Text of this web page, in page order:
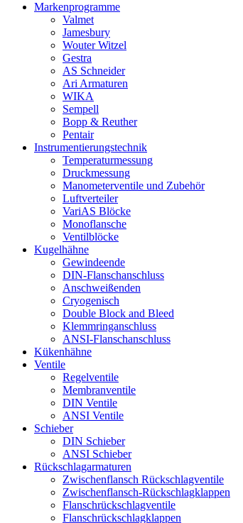
Markenprogramme
Valmet
Jamesbury
Wouter Witzel
Gestra
AS Schneider
Ari Armaturen
WIKA
Sempell
Bopp & Reuther
Pentair
Instrumentierungs­technik
Temperaturmessung
Druckmessung
Manometerventile und Zubehör
Luftverteiler
VariAS Blöcke
Monoflansche
Ventilblöcke
Kugelhähne
Gewindeende
DIN-Flanschanschluss
Anschweißenden
Cryogenisch
Double Block and Bleed
Klemmringanschluss
ANSI-Flanschanschluss
Kükenhähne
Ventile
Regelventile
Membranventile
DIN Ventile
ANSI Ventile
Schieber
DIN Schieber
ANSI Schieber
Rückschlag­armaturen
Zwischenflansch Rückschlagventile
Zwischenflansch-Rückschlagklappen
Flanschrückschlagventile
Flanschrückschlagklappen